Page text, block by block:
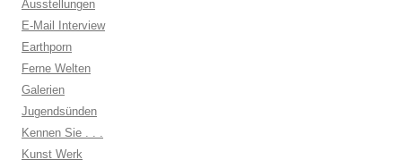
Ausstellungen
E-Mail Interview
Earthporn
Ferne Welten
Galerien
Jugendsünden
Kennen Sie . . .
Kunst Werk